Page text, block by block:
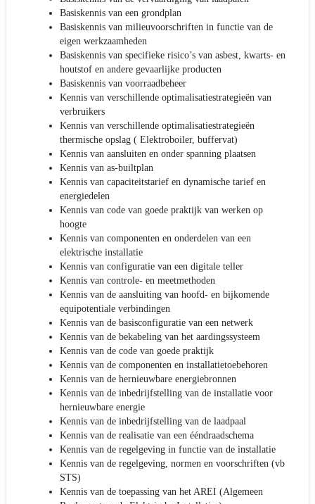
Basiskennis van een grondplan
Basiskennis van milieuvoorschriften in functie van de
eigen werkzaamheden
Basiskennis van specifieke risico’s van asbest, kwarts- en
houtstof en andere gevaarlijke producten
Basiskennis van voorraadbeheer
Kennis van verschillende optimalisatiestrategieën van
verbruikers
Kennis van verschillende optimalisatiestrategieën
thermische opslag ( Elektroboiler, buffervat)
Kennis van aansluiten en onder spanning plaatsen
Kennis van as-builtplan
Kennis van capaciteitstarief en dynamische tarief en
energiedelen
Kennis van code van goede praktijk van werken op
hoogte
Kennis van componenten en onderdelen van een
elektrische installatie
Kennis van configuratie van een digitale teller
Kennis van controle- en meetmethoden
Kennis van de aansluiting van hoofd- en bijkomende
equipotentiale verbindingen
Kennis van de basisconfiguratie van een netwerk
Kennis van de bekabeling van het aardingssysteem
Kennis van de code van goede praktijk
Kennis van de componenten en installatietoebehoren
Kennis van de hernieuwbare energiebronnen
Kennis van de inbedrijfstelling van de installatie voor
hernieuwbare energie
Kennis van de inbedrijfstelling van de laadpaal
Kennis van de realisatie van een ééndraadschema
Kennis van de regelgeving in functie van de installatie
Kennis van de regelgeving, normen en voorschriften (vb
STS)
Kennis van de toepassing van het AREI (Algemeen